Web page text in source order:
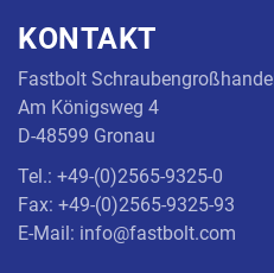
KONTAKT
Fastbolt
Am Königsweg 4
D-48599 Gronau
Tel.: +49-(0)2565-9325-0
Fax: +49-(0)2565-9325-93
E-Mail: info@fastbolt.com